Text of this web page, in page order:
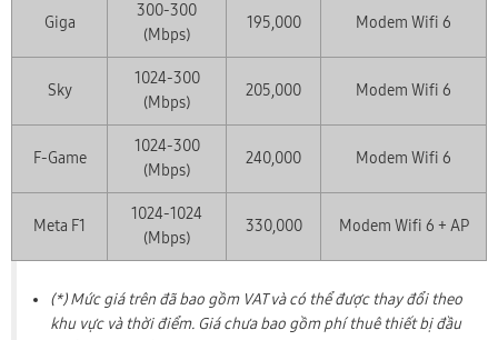
Giga
300-300
(Mbps)
195,000 Modem Wifi 6
Sky
1024-300
(Mbps)
205,000 Modem Wifi 6
F-Game
1024-300
(Mbps)
240,000 Modem Wifi 6
Meta F1
1024-1024
(Mbps)
330,000 Modem Wifi 6 + AP
(*) Mức giá trên đã bao gồm VAT và có thể được thay đổi theo
khu vực và thời điểm. Giá chưa bao gồm phí thuê thiết bị đầu